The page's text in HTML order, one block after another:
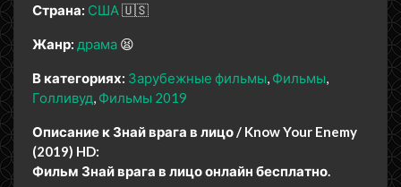
Страна: США🇺🇸
Жанр: драма 😫
В категориях: Зарубежные фильмы Фильмы
Голливуд Фильмы 2019
Описание к Знай врага в лицо / Know Your Enemy
(2019) HD:
Фильм Знай врага в лицо онлайн бесплатно.